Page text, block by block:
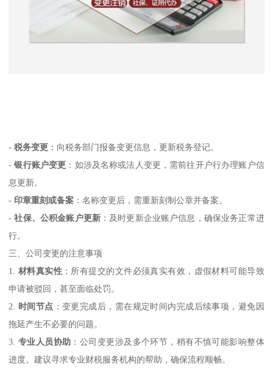
-税务变更 ：向税务部门报备变更信息，更新税务登记。
-银行账户变更 ：如涉及名称或法人变更，需前往开户行办理账户信
息更新。
- 印章重刻或备案 ：名称变更后，需重新刻制公章并备案。
-社保、公积金账户更新：及时更新企业账户信息，确保业务正常进
行。
三、公司变更的注意事项
1. 材料真实性 ：所有提交的文件必须真实有效，虚假材料可能导致
申请被驳回，甚至面临处罚。
2.
时间节点 ：变更完成后，需在规定时间内完成后续事项，避免因
拖延产生不必要的问题。
3. 专业人员协助 ：公司变更涉及多个环节，稍有不慎可能影响整体
进度。建议寻求专业财税服务机构的帮助，确保流程顺畅。